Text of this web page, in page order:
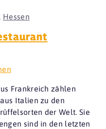
, Hessen
Frankreich zählen
Italien zu den
der Welt. Sie
sind in den letzten